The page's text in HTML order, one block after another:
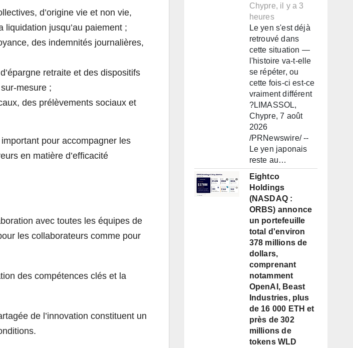
d’origine vie et non vie,
jusqu’au paiement ;
des indemnités journalières,
retraite et des dispositifs
mesure ;
des prélèvements sociaux et
pour accompagner les
en matière d’efficacité
avec toutes les équipes de
les collaborateurs comme pour
des compétences clés et la
de l’innovation constituent un
Chypre, il y a 3
heures
Le yen s'est déjà
retrouvé dans
cette situation —
l'histoire va-t-elle
se répéter, ou
cette fois-ci est-ce
vraiment différent
?LIMASSOL,
Chypre, 7 août
2026
/PRNewswire/ --
Le yen japonais
reste au…
Eightco
Holdings
(NASDAQ :
ORBS) annonce
un portefeuille
total d'environ
378 millions de
dollars,
comprenant
notamment
OpenAI, Beast
Industries, plus
de 16 000 ETH et
près de 302
millions de
tokens WLD